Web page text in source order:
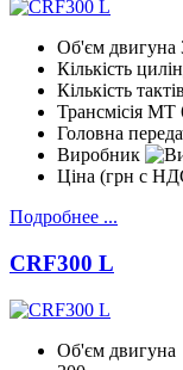
Об'єм двигуна
Кількість
Кількість тактів
Трансмісія МТ
Головна
Виробник
Ціна (грн с
Подробнее ...
CRF300 L
Об'єм двигуна